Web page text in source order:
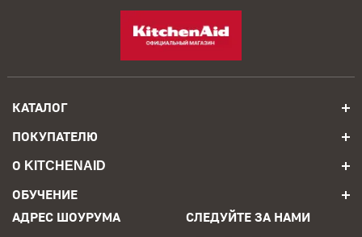
КАТАЛОГ
ПОКУПАТЕЛЮ
О KITCHENAID
ОБУЧЕНИЕ
АДРЕС ШОУРУМА
СЛЕДУЙТЕ ЗА НАМИ